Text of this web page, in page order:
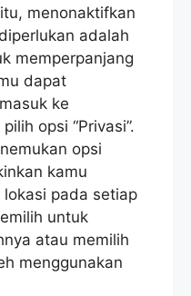
menonaktifkan
adalah
memperpanjang
dapat
ke
opsi “Privasi”.
opsi
kamu
pada setiap
untuk
atau memilih
menggunakan